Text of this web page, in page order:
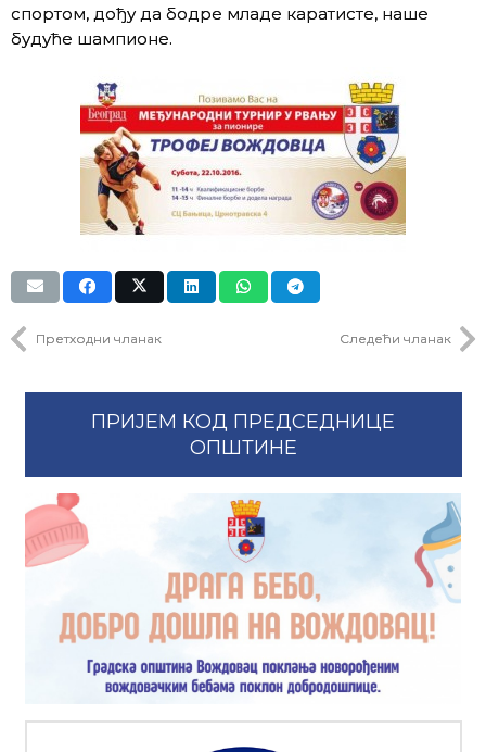
спортом, дођу да бодре младе каратисте, наше
будуће шампионе.
Претходни чланак Следећи чланак
ПРИЈЕМ КОД ПРЕДСЕДНИЦЕ
ОПШТИНЕ